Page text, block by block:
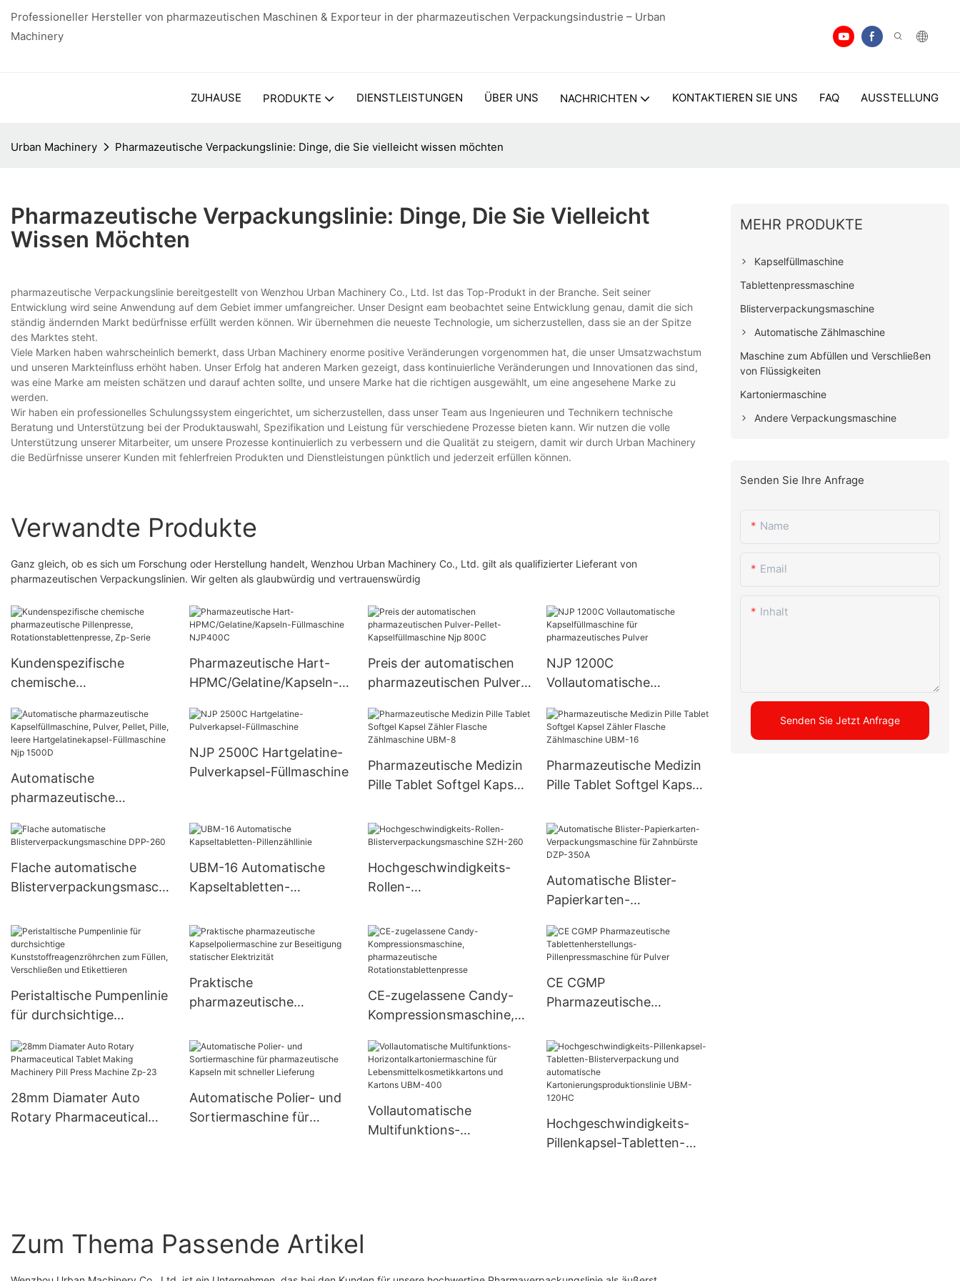
Professioneller Hersteller von pharmazeutischen Maschinen & Exporteur in der pharmazeutischen Verpackungsindustrie – Urban
Machinery
ZUHAUSE PRODUKTE DIENSTLEISTUNGEN ÜBER UNS NACHRICHTEN KONTAKTIEREN SIE UNS FAQ AUSSTELLUNG
Urban Machinery Pharmazeutische Verpackungslinie: Dinge, die Sie vielleicht wissen möchten
Pharmazeutische Verpackungslinie: Dinge, Die Sie Vielleicht
Wissen Möchten
pharmazeutische Verpackungslinie bereitgestellt von Wenzhou Urban Machinery Co., Ltd. Ist das Top-Produkt in der Branche. Seit seiner
Entwicklung wird seine Anwendung auf dem Gebiet immer umfangreicher. Unser Designt eam beobachtet seine Entwicklung genau, damit die sich
ständig ändernden Markt bedürfnisse erfüllt werden können. Wir übernehmen die neueste Technologie, um sicherzustellen, dass sie an der Spitze
des Marktes steht.
Viele Marken haben wahrscheinlich bemerkt, dass Urban Machinery enorme positive Veränderungen vorgenommen hat, die unser Umsatzwachstum
und unseren Markteinfluss erhöht haben. Unser Erfolg hat anderen Marken gezeigt, dass kontinuierliche Veränderungen und Innovationen das sind,
was eine Marke am meisten schätzen und darauf achten sollte, und unsere Marke hat die richtigen ausgewählt, um eine angesehene Marke zu
werden.
Wir haben ein professionelles Schulungssystem eingerichtet, um sicherzustellen, dass unser Team aus Ingenieuren und Technikern technische
Beratung und Unterstützung bei der Produktauswahl, Spezifikation und Leistung für verschiedene Prozesse bieten kann. Wir nutzen die volle
Unterstützung unserer Mitarbeiter, um unsere Prozesse kontinuierlich zu verbessern und die Qualität zu steigern, damit wir durch Urban Machinery
die Bedürfnisse unserer Kunden mit fehlerfreien Produkten und Dienstleistungen pünktlich und jederzeit erfüllen können.
Verwandte Produkte
Ganz gleich, ob es sich um Forschung oder Herstellung handelt, Wenzhou Urban Machinery Co., Ltd. gilt als qualifizierter Lieferant von
pharmazeutischen Verpackungslinien. Wir gelten als glaubwürdig und vertrauenswürdig
Kundenspezifische
chemische
Pillenpresse,
Rotationstablettenpresse,
Zp-Serie
Pharmazeutische Hart-
HPMC/Gelatine/Kapseln-
Preis der automatischen
pharmazeutischen Pulver-
Njp 800C
NJP 1200C
Vollautomatische
pharmazeutisches Pulver
Automatische
pharmazeutische
Pellet, Pille, leere
Füllmaschine Njp 1500D
NJP 2500C Hartgelatine-
Pulverkapsel-Füllmaschine
Pharmazeutische Medizin
Pille Tablet Softgel Kapsel
Zählmaschine UBM-8
Pharmazeutische Medizin
Pille Tablet Softgel Kapsel
Zählmaschine UBM-16
Flache automatische
Blisterverpackungsmaschi
UBM-16 Automatische
Kapseltabletten-
Hochgeschwindigkeits-
Rollen-
ne SZH-260
Automatische Blister-
Papierkarten-
Zahnbürste DZP-350A
Peristaltische Pumpenlinie
für durchsichtige
n zum Füllen, Verschließen
und Etikettieren
Praktische
pharmazeutische
Beseitigung statischer
Elektrizität
CE-zugelassene Candy-
Kompressionsmaschine,
Rotationstablettenpresse
CE CGMP
Pharmazeutische
Pillenpressmaschine für
Pulver
28mm Diamater Auto
Rotary Pharmaceutical
Automatische Polier- und
Sortiermaschine für
Vollautomatische
Multifunktions-
Hochgeschwindigkeits-
Pillenkapsel-Tabletten-
Zum Thema Passende Artikel
MEHR PRODUKTE
Kapselfüllmaschine
Tablettenpressmaschine
Blisterverpackungsmaschine
Automatische Zählmaschine
Maschine zum Abfüllen und Verschließen
von Flüssigkeiten
Kartoniermaschine
Andere Verpackungsmaschine
Senden Sie Ihre Anfrage
Name
Email
Inhalt
Senden Sie Jetzt Anfrage